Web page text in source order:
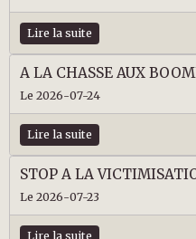
Lire la suite
A LA CHASSE AUX
Le 2026-07-24
Lire la suite
STOP A LA
Le 2026-07-23
Lire la suite